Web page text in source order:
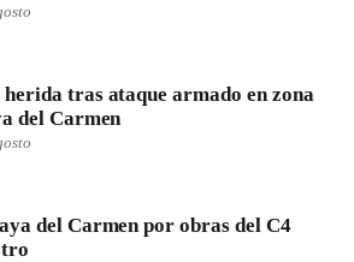
tras ataque armado en zona
del Carmen
del Carmen por obras del C4